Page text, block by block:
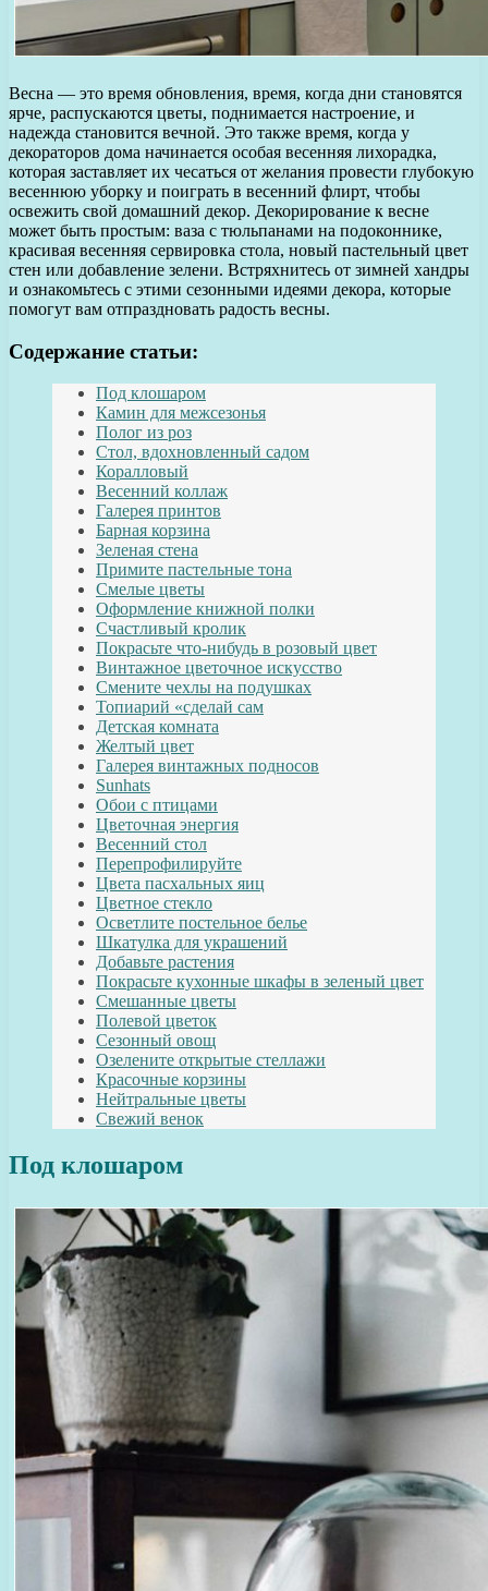
Весна — это время обновления, время, когда дни становятся
ярче, распускаются цветы, поднимается настроение, и
надежда становится вечной. Это также время, когда у
декораторов дома начинается особая весенняя лихорадка,
которая заставляет их чесаться от желания провести глубокую
весеннюю уборку и поиграть в весенний флирт, чтобы
освежить свой домашний декор. Декорирование к весне
может быть простым: ваза с тюльпанами на подоконнике,
красивая весенняя сервировка стола, новый пастельный цвет
стен или добавление зелени. Встряхнитесь от зимней хандры
и ознакомьтесь с этими сезонными идеями декора, которые
помогут вам отпраздновать радость весны.
Содержание статьи:
Под клошаром
Камин для межсезонья
Полог из роз
Стол, вдохновленный садом
Коралловый
Весенний коллаж
Галерея принтов
Барная корзина
Зеленая стена
Примите пастельные тона
Смелые цветы
Оформление книжной полки
Счастливый кролик
Покрасьте что-нибудь в розовый цвет
Винтажное цветочное искусство
Смените чехлы на подушках
Топиарий «сделай сам
Детская комната
Желтый цвет
Галерея винтажных подносов
Sunhats
Обои с птицами
Цветочная энергия
Весенний стол
Перепрофилируйте
Цвета пасхальных яиц
Цветное стекло
Осветлите постельное белье
Шкатулка для украшений
Добавьте растения
Покрасьте кухонные шкафы в зеленый цвет
Смешанные цветы
Полевой цветок
Сезонный овощ
Озелените открытые стеллажи
Красочные корзины
Нейтральные цветы
Свежий венок
Под клошаром